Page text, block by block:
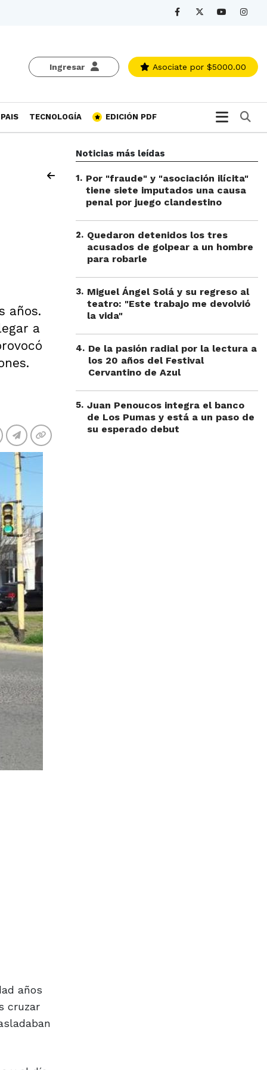
Ingresar Asociate por $5000.00
PAIS TECNOLOGÍA EDICIÓN PDF
años.
a
años
cruzar
Noticias más leídas
1. Por "fraude" y "asociación ilícita"
tiene siete imputados una causa
penal por juego clandestino
2. Quedaron detenidos los tres
acusados de golpear a un hombre
para robarle
3. Miguel Ángel Solá y su regreso al
teatro: "Este trabajo me devolvió
la vida"
4. De la pasión radial por la lectura a
los 20 años del Festival
Cervantino de Azul
5. Juan Penoucos integra el banco
de Los Pumas y está a un paso de
su esperado debut